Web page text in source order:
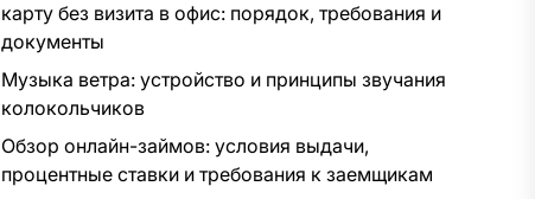
карту без визита в офис: порядок, требования и
документы
Музыка ветра: устройство и принципы звучания
колокольчиков
Обзор онлайн-займов: условия выдачи,
процентные ставки и требования к заемщикам